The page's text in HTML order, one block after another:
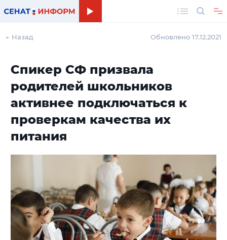
← Назад Обновлено 17.12.2021
Спикер СФ призвала
родителей школьников
активнее подключаться к
проверкам качества их
питания